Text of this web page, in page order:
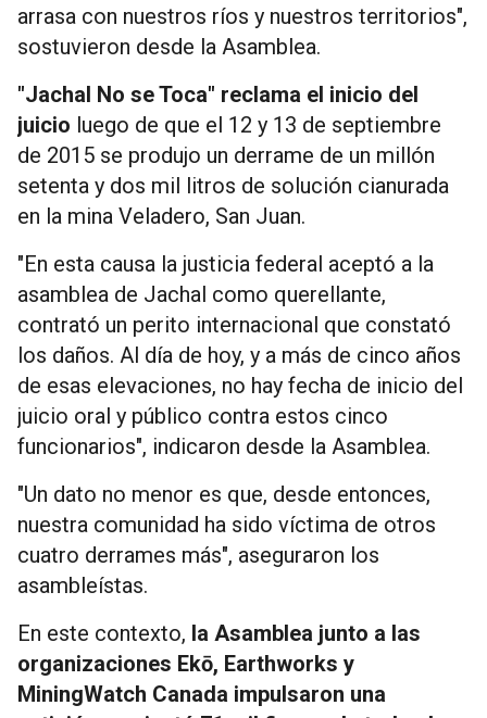
arrasa con nuestros ríos y nuestros territorios",
sostuvieron desde la Asamblea.
"Jachal No se Toca" reclama el inicio del
juicio luego de que el 12 y 13 de septiembre
de 2015 se produjo un derrame de un millón
setenta y dos mil litros de solución cianurada
en la mina Veladero, San Juan.
"En esta causa la justicia federal aceptó a la
asamblea de Jachal como querellante,
contrató un perito internacional que constató
los daños. Al día de hoy, y a más de cinco años
de esas elevaciones, no hay fecha de inicio del
juicio oral y público contra estos cinco
funcionarios", indicaron desde la Asamblea.
"Un dato no menor es que, desde entonces,
nuestra comunidad ha sido víctima de otros
cuatro derrames más", aseguraron los
asambleístas.
En este contexto, la Asamblea junto a las
organizaciones Ekō, Earthworks y
MiningWatch Canada impulsaron una